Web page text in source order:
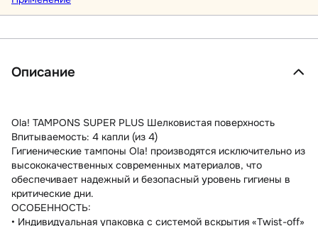
Описание
Ola! TAMPONS SUPER PLUS Шелковистая поверхность
Впитываемость: 4 капли (из 4)
Гигиенические тампоны Ola! производятся исключительно из
высококачественных современных материалов, что
обеспечивает надежный и безопасный уровень гигиены в
критические дни.
ОСОБЕННОСТЬ:
• Индивидуальная упаковка с системой вскрытия «Twist-off»